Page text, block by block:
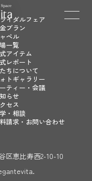
イダルフェア
プラン
ペル
一覧
アイテム
レポート
ちについて
トギャラリー
ティー・会議
らせ
セス
・相談
請求・お問い合わせ
区恵比寿西2-10-10